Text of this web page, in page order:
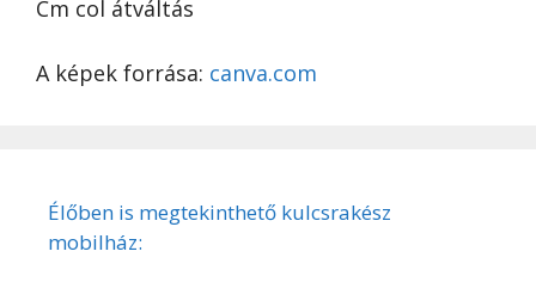
Cm col átváltás
A képek forrása: canva.com
Élőben is megtekinthető kulcsrakész
mobilház: